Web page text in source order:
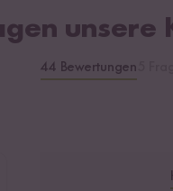
unsere
44 Bewertungen